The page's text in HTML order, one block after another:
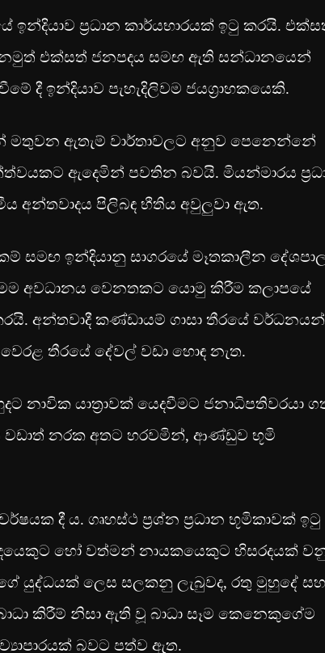
ප්‍රධාන කාර්යභාරයක් ඉටු කරයි.
නමුත් එක්සත් ජනපදය සමඟ ඇති සන්ධානයෙන්
දී ඉන්දියාව පැහැදිලිවම ජයග්‍රාහකයෙකි.
ඇතැම් වාර්තාවලට අනුව පෙනෙන්නේ
ඇදෙමින් පවතින බවයි. මියන්මාරය
අන්තවාදය පිලිබඳ භීතිය අවුලුවා ඇත.
සමඟ ඉන්දියානු සාගරයේ මෑතකාලීන
අවධානය වෙනතකට යොමු කිරීම කලාපයේ
අන්තවාදී කණ්ඩායම් ගාසා තීරයේ වර්ධනයන්
තීරයේ දේවල් වඩා හොඳ නැත.
නාවික යාත්‍රාවක් යෙදවීමට ජනාධිපතිවරයා
වඩාත් නරක අතට හරවමින්, ආණ්ඩුව භූමි
දී ය. ගෘහස්ථ ප්‍රශ්න ප්‍රධාන භූමිකාවක් ඉටු
හෝ වත්මන් නායකයෙකුට හිසරදයක්
යුද්ධයක් ලෙස සලකනු ලැබුවද, රතු මුහුදේ සහ
කිරීම් නිසා ඇති වූ බාධා සෑම කෙනෙකුගේම
බවට පත්ව ඇත.